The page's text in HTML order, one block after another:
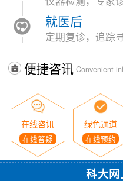
就医后
定期复诊，追踪
便捷咨讯 Convenient
在线咨讯
在线答疑
绿色通道
在线预约
科大